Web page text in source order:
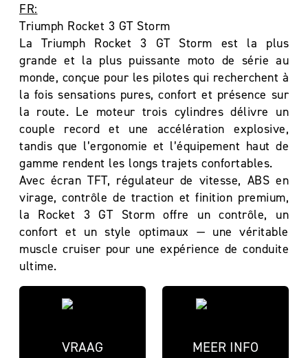
FR:
Triumph Rocket 3 GT Storm
La Triumph Rocket 3 GT Storm est la plus
grande et la plus puissante moto de série au
monde, conçue pour les pilotes qui recherchent à
la fois sensations pures, confort et présence sur
la route. Le moteur trois cylindres délivre un
couple record et une accélération explosive,
tandis que l’ergonomie et l’équipement haut de
gamme rendent les longs trajets confortables.
Avec écran TFT, régulateur de vitesse, ABS en
virage, contrôle de traction et finition premium,
la Rocket 3 GT Storm offre un contrôle, un
confort et un style optimaux — une véritable
muscle cruiser pour une expérience de conduite
ultime.
VRAAG MEER INFO